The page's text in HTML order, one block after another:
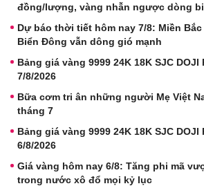
đồng/lượng, vàng nhẫn ngược dòng
Dự báo thời tiết hôm nay 7/8: Miền
Biển Đông vẫn dông gió mạnh
Bảng giá vàng 9999 24K 18K SJC DOJI
7/8/2026
Bữa cơm tri ân những người Mẹ Việt
tháng 7
Bảng giá vàng 9999 24K 18K SJC DOJI
6/8/2026
Giá vàng hôm nay 6/8: Tăng phi mã
trong nước xô đổ mọi kỷ lục